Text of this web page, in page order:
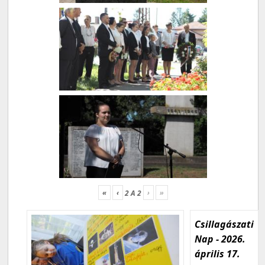
« ‹ 2A2 › »
Csillagászati
Nap - 2026.
április 17.